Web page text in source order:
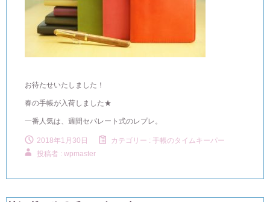
お待たせいたしました！
春の手帳が入荷しました★
一番人気は、週間セパレート式のレプレ。
2018年1月30日 カテゴリー : 手帳のタイムキーパー
投稿者 : wpmaster